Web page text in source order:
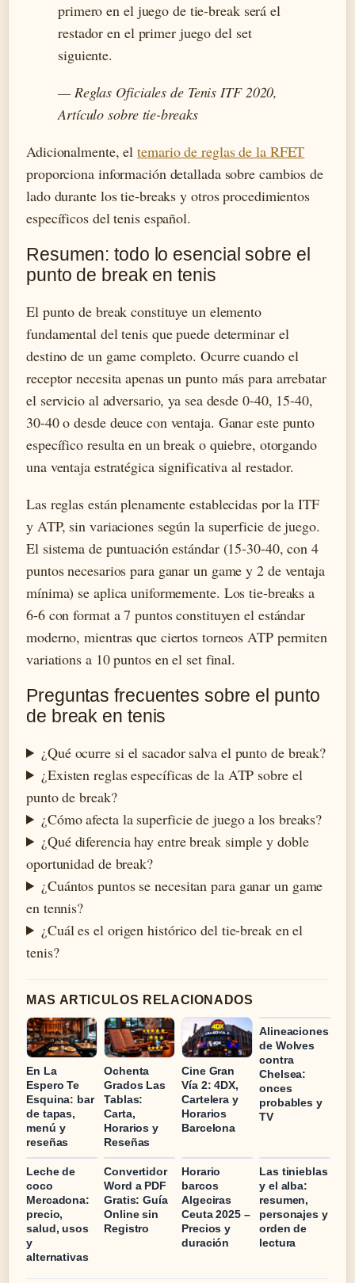
primero en el juego de tie-break será el
restador en el primer juego del set
siguiente.
— Reglas Oficiales de Tenis ITF 2020,
Artículo sobre tie-breaks
Adicionalmente, eltemario de reglas de la RFET
proporciona información detallada sobre cambios de
lado durante los tie-breaks y otros procedimientos
específicos del tenis español.
Resumen: todo lo esencial sobre el
punto de break en tenis
El punto de break constituye un elemento
fundamental del tenis que puede determinar el
destino de un game completo. Ocurre cuando el
receptor necesita apenas un punto más para arrebatar
el servicio al adversario, ya sea desde 0-40, 15-40,
30-40 o desde deuce con ventaja. Ganar este punto
específico resulta en un break o quiebre, otorgando
una ventaja estratégica significativa al restador.
Las reglas están plenamente establecidas por la ITF
y ATP, sin variaciones según la superficie de juego.
El sistema de puntuación estándar (15-30-40, con 4
puntos necesarios para ganar un game y 2 de ventaja
mínima) se aplica uniformemente. Los tie-breaks a
6-6 con format a 7 puntos constituyen el estándar
moderno, mientras que ciertos torneos ATP permiten
variations a 10 puntos en el set final.
Preguntas frecuentes sobre el punto
de break en tenis
¿Qué ocurre si el sacador salva el punto de break?
¿Existen reglas específicas de la ATP sobre el
punto de break?
¿Cómo afecta la superficie de juego a los breaks?
¿Qué diferencia hay entre break simple y doble
oportunidad de break?
¿Cuántos puntos se necesitan para ganar un game
en tennis?
¿Cuál es el origen histórico del tie-break en el
tenis?
MAS ARTICULOS RELACIONADOS
En La
Espero Te
Esquina: bar
de tapas,
menú y
reseñas
Ochenta
Grados Las
Tablas:
Carta,
Horarios y
Reseñas
Cine Gran
Vía 2: 4DX,
Cartelera y
Horarios
Barcelona
Alineaciones
de Wolves
contra
Chelsea:
onces
probables y
TV
Leche de
coco
Mercadona:
precio,
salud, usos
y
alternativas
Convertidor
Word a PDF
Gratis: Guía
Online sin
Registro
Horario
barcos
Algeciras
Ceuta 2025 –
Precios y
duración
Las tinieblas
y el alba:
resumen,
personajes y
orden de
lectura